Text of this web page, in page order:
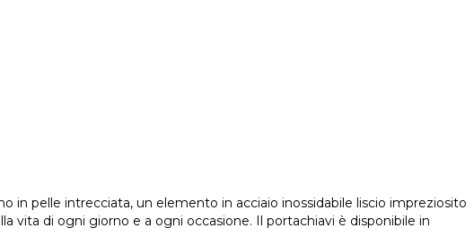
in pelle intrecciata, un elemento in acciaio inossidabile liscio impreziosito
vita di ogni giorno e a ogni occasione. Il portachiavi è disponibile in